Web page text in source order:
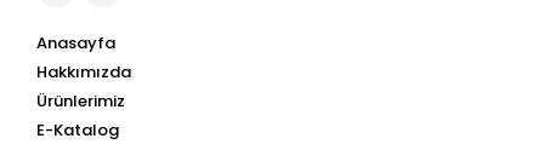
Anasayfa
Hakkımızda
Ürünlerimiz
E-Katalog